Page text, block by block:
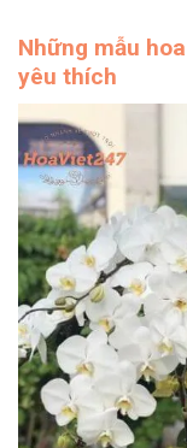
Những mẫu
yêu thích